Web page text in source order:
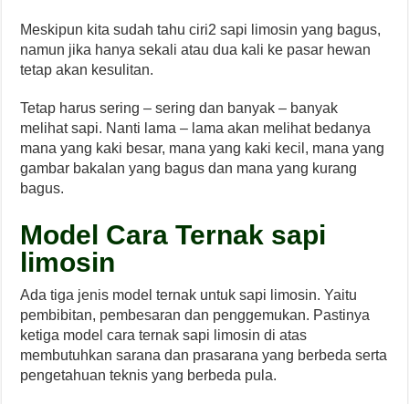
Meskipun kita sudah tahu ciri2 sapi limosin yang bagus,
namun jika hanya sekali atau dua kali ke pasar hewan
tetap akan kesulitan.
Tetap harus sering – sering dan banyak – banyak
melihat sapi. Nanti lama – lama akan melihat bedanya
mana yang kaki besar, mana yang kaki kecil, mana yang
gambar bakalan yang bagus dan mana yang kurang
bagus.
Model Cara Ternak sapi
limosin
Ada tiga jenis model ternak untuk sapi limosin. Yaitu
pembibitan, pembesaran dan penggemukan. Pastinya
ketiga model cara ternak sapi limosin di atas
membutuhkan sarana dan prasarana yang berbeda serta
pengetahuan teknis yang berbeda pula.